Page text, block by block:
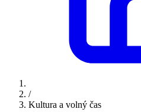
/
Kultura a volný čas